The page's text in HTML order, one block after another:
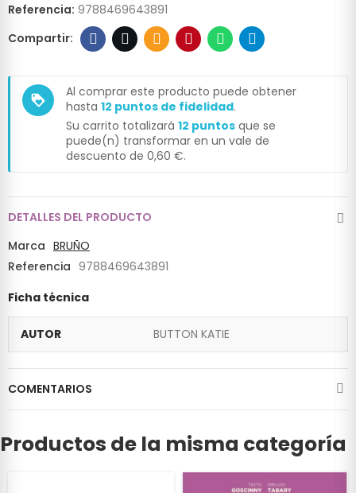
Referencia: 9788469643891
loyalty
Al comprar este producto puede obtener
hasta 12 puntos de fidelidad.
Su carrito totalizará 12 puntos que se
puede(n) transformar en un vale de
descuento de 0,60 €.
DETALLES DEL PRODUCTO
Marca BRUÑO
Referencia 9788469643891
Ficha técnica
AUTOR BUTTON KATIE
COMENTARIOS
Productos de la misma categoría